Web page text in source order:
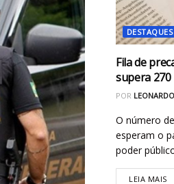
DESTAQUES
Fila de
supera
POR
O número
esperam o
poder
LEIA MAIS